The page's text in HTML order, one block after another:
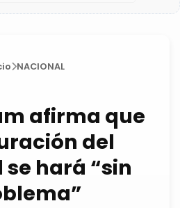
NACIONAL
afirma que
del
hará “sin